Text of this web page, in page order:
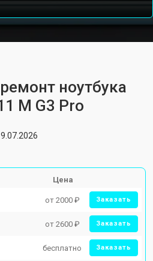
ноутбука
M G3 Pro
Цена
от 2000 ₽ Заказать
от 2600 ₽ Заказать
бесплатно Заказать